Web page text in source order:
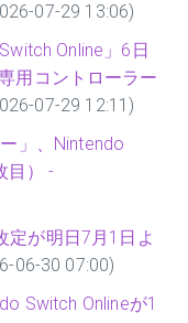
07-29 13:06)
Online」6日
用コントローラー
07-29 12:11)
」、Nintendo
目） -
定が明日7月1日よ
06-30 07:00)
Switch Onlineが1